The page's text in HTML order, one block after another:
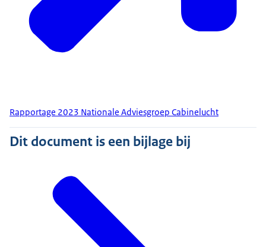
Rapportage 2023 Nationale Adviesgroep Cabinelucht
Dit document is een bijlage bij